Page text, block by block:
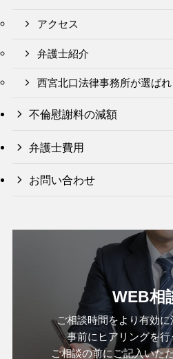
アクセス
弁護士紹介
西宮北口法律事務所が選ば
不倫慰謝料の減額
弁護士費用
お問い合わせ
WEB相
ご相談時間をより有効に
事前にヒアリングを行
ご相談の前にご記入いた